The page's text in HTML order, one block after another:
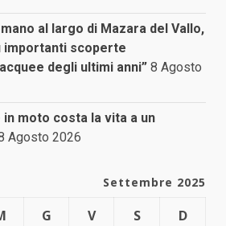
al largo di Mazara del Vallo,
importanti scoperte
degli ultimi anni” 8 Agosto
moto costa la vita a un
Agosto 2026
Settembre 2025
G V S
D